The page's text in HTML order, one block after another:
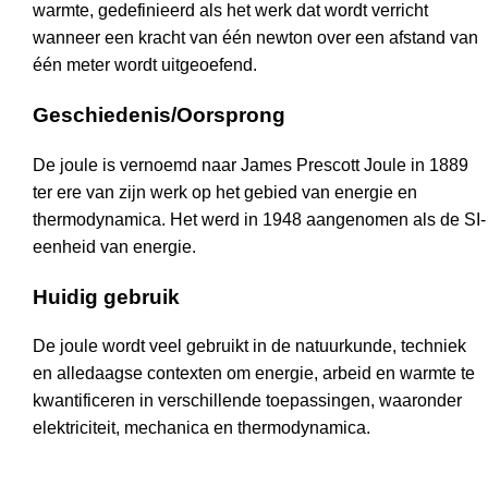
warmte, gedefinieerd als het werk dat wordt verricht
wanneer een kracht van één newton over een afstand van
één meter wordt uitgeoefend.
Geschiedenis/Oorsprong
De joule is vernoemd naar James Prescott Joule in 1889
ter ere van zijn werk op het gebied van energie en
thermodynamica. Het werd in 1948 aangenomen als de SI-
eenheid van energie.
Huidig gebruik
De joule wordt veel gebruikt in de natuurkunde, techniek
en alledaagse contexten om energie, arbeid en warmte te
kwantificeren in verschillende toepassingen, waaronder
elektriciteit, mechanica en thermodynamica.